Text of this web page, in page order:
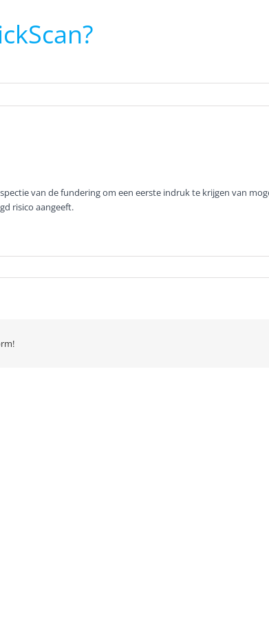
van de fundering om een eerste indruk te krijgen van
risico aangeeft.